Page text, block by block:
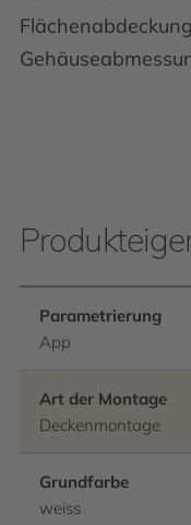
Parametrierung
App
Art der Montage
Deckenmontage
Grundfarbe
weiss